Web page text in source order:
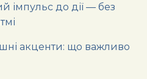
імпульс до дії — без
акценти: що важливо